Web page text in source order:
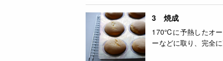
3 焼成
170℃に予熱したオー
ーなどに取り、完全